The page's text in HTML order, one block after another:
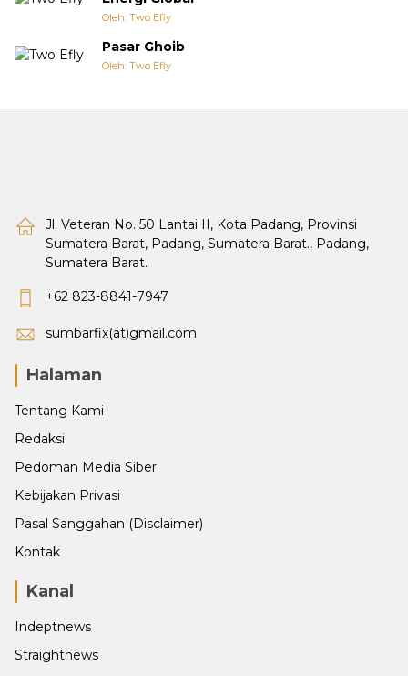
Oleh: Two Efly
Pasar Ghoib
Oleh: Two Efly
Jl. Veteran No. 50 Lantai II, Kota Padang, Provinsi
Sumatera Barat, Padang, Sumatera Barat., Padang,
Sumatera Barat.
+62 823-8841-7947
sumbarfix(at)gmail.com
Halaman
Tentang Kami
Redaksi
Pedoman Media Siber
Kebijakan Privasi
Pasal Sanggahan (Disclaimer)
Kontak
Kanal
Indeptnews
Straightnews